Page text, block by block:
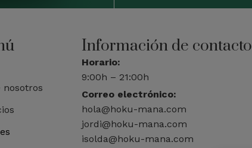
nosotros
Información de contacto
Horario:
9:00h – 21:00h
Correo electrónico:
hola@hoku-mana.com
jordi@hoku-mana.com
isolda@hoku-mana.com